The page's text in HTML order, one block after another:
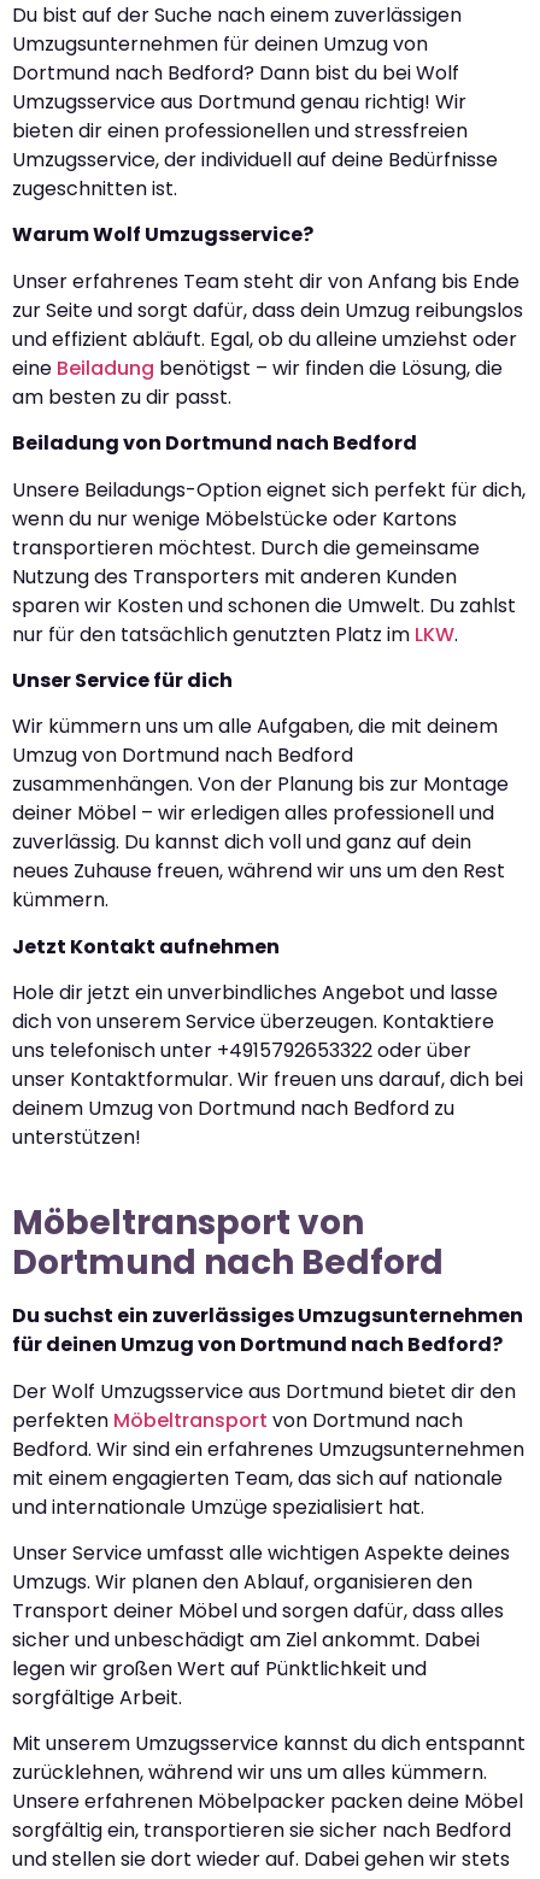
Du bist auf der Suche nach einem zuverlässigen
Umzugsunternehmen für deinen Umzug von
Dortmund nach Bedford? Dann bist du bei Wolf
Umzugsservice aus Dortmund genau richtig! Wir
bieten dir einen professionellen und stressfreien
Umzugsservice, der individuell auf deine Bedürfnisse
zugeschnitten ist.
Warum Wolf Umzugsservice?
Unser erfahrenes Team steht dir von Anfang bis Ende
zur Seite und sorgt dafür, dass dein Umzug reibungslos
und effizient abläuft. Egal, ob du alleine umziehst oder
eine Beiladung benötigst – wir finden die Lösung, die
am besten zu dir passt.
Beiladung von Dortmund nach Bedford
Unsere Beiladungs-Option eignet sich perfekt für dich,
wenn du nur wenige Möbelstücke oder Kartons
transportieren möchtest. Durch die gemeinsame
Nutzung des Transporters mit anderen Kunden
sparen wir Kosten und schonen die Umwelt. Du zahlst
nur für den tatsächlich genutzten Platz im LKW.
Unser Service für dich
Wir kümmern uns um alle Aufgaben, die mit deinem
Umzug von Dortmund nach Bedford
zusammenhängen. Von der Planung bis zur Montage
deiner Möbel – wir erledigen alles professionell und
zuverlässig. Du kannst dich voll und ganz auf dein
neues Zuhause freuen, während wir uns um den Rest
kümmern.
Jetzt Kontakt aufnehmen
Hole dir jetzt ein unverbindliches Angebot und lasse
dich von unserem Service überzeugen. Kontaktiere
uns telefonisch unter +4915792653322 oder über
unser Kontaktformular. Wir freuen uns darauf, dich bei
deinem Umzug von Dortmund nach Bedford zu
unterstützen!
Möbeltransport von
Dortmund nach Bedford
Du suchst ein zuverlässiges Umzugsunternehmen
für deinen Umzug von Dortmund nach Bedford?
Der Wolf Umzugsservice aus Dortmund bietet dir den
perfekten Möbeltransport von Dortmund nach
Bedford. Wir sind ein erfahrenes Umzugsunternehmen
mit einem engagierten Team, das sich auf nationale
und internationale Umzüge spezialisiert hat.
Unser Service umfasst alle wichtigen Aspekte deines
Umzugs. Wir planen den Ablauf, organisieren den
Transport deiner Möbel und sorgen dafür, dass alles
sicher und unbeschädigt am Ziel ankommt. Dabei
legen wir großen Wert auf Pünktlichkeit und
sorgfältige Arbeit.
Mit unserem Umzugsservice kannst du dich entspannt
zurücklehnen, während wir uns um alles kümmern.
Unsere erfahrenen Möbelpacker packen deine Möbel
sorgfältig ein, transportieren sie sicher nach Bedford
und stellen sie dort wieder auf. Dabei gehen wir stets